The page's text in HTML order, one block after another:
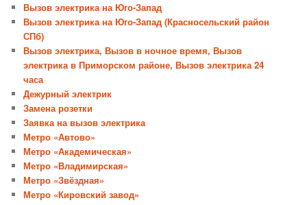
Вызов электрика на Юго-Запад
Вызов электрика на Юго-Запад (Красносельский район
СПб)
Вызов электрика, Вызов в ночное время, Вызов
электрика в Приморском районе, Вызов электрика 24
часа
Дежурный электрик
Замена розетки
Заявка на вызов электрика
Метро «Автово»
Метро «Академическая»
Метро «Владимирская»
Метро «Звёздная»
Метро «Кировский завод»